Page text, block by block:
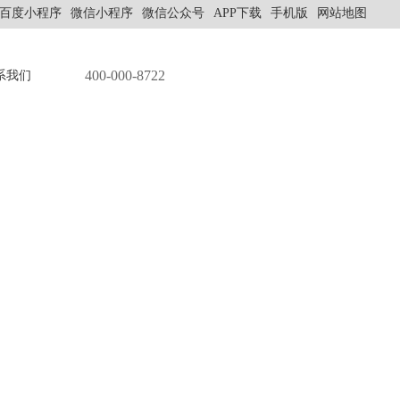
百度小程序 微信小程序 微信公众号 APP下载 手机版 网站地图
我们 400-000-8722